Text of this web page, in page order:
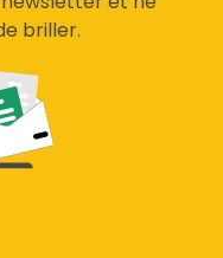
briller.